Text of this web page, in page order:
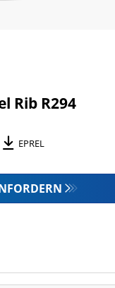
Rib R294
EPREL